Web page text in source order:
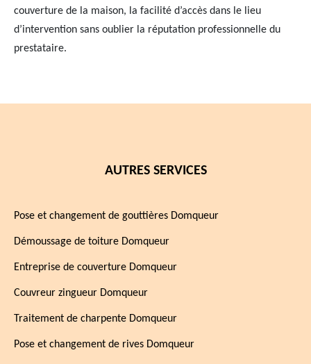
couverture de la maison, la facilité d’accès dans le lieu
d’intervention sans oublier la réputation professionnelle du
prestataire.
AUTRES SERVICES
Pose et changement de gouttières Domqueur
Démoussage de toiture Domqueur
Entreprise de couverture Domqueur
Couvreur zingueur Domqueur
Traitement de charpente Domqueur
Pose et changement de rives Domqueur